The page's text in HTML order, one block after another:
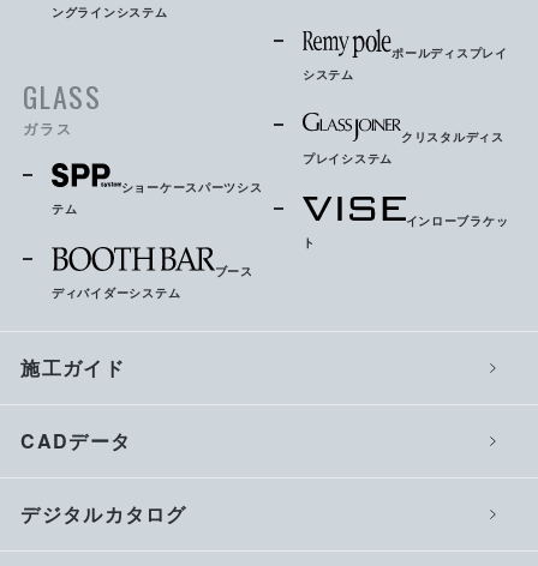
ングラインシステム
GLASS
ガラス
ショーケースパーツシス
テム
ブース
ディバイダーシステム
ポールディスプレイ
システム
クリスタルディス
プレイシステム
インローブラケッ
ト
施工ガイド
CADデータ
デジタルカタログ